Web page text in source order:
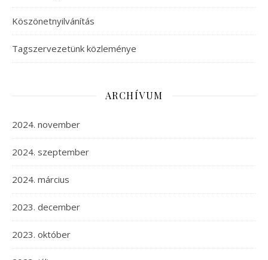
Köszönetnyilvánítás
Tagszervezetünk közleménye
ARCHÍVUM
2024. november
2024. szeptember
2024. március
2023. december
2023. október